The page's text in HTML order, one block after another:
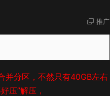
推广
并分区，不然只有40GB左右
压”解压，